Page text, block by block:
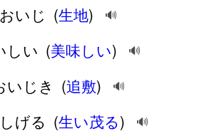
おいじ (生地) 🔊
しい (美味しい) 🔊
いじき (追敷) 🔊
げる (生い茂る) 🔊